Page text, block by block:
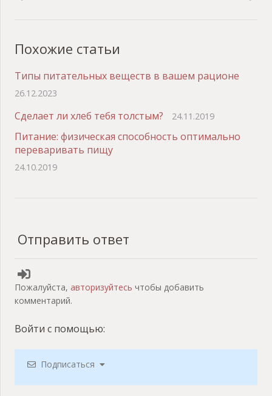
Похожие статьи
Типы питательных веществ в вашем рационе
26.12.2023
Сделает ли хлеб тебя толстым? 24.11.2019
Питание: физическая способность оптимально
переваривать пищу
24.10.2019
Отправить ответ
Пожалуйста, авторизуйтесь чтобы добавить
комментарий.
Войти с помощью:
Подписаться